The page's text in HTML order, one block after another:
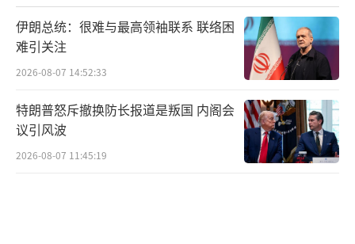
伊朗总统：很难与最高领袖联系 联络困
难引关注
2026-08-07 14:52:33
特朗普怒斥撤换防长报道是叛国 内阁会
议引风波
2026-08-07 11:45:19